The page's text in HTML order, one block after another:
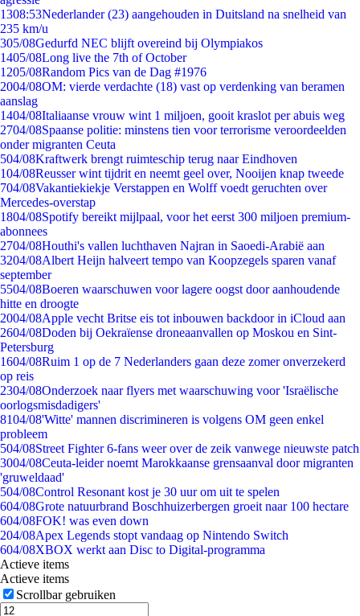
1308:53Nederlander (23) aangehouden in Duitsland na snelheid van
235 km/u
305/08Gedurfd NEC blijft overeind bij Olympiakos
1405/08Long live the 7th of October
1205/08Random Pics van de Dag #1976
2004/08OM: vierde verdachte (18) vast op verdenking van beramen
aanslag
1404/08Italiaanse vrouw wint 1 miljoen, gooit kraslot per abuis weg
2704/08Spaanse politie: minstens tien voor terrorisme veroordeelden
onder migranten Ceuta
504/08Kraftwerk brengt ruimteschip terug naar Eindhoven
104/08Reusser wint tijdrit en neemt geel over, Nooijen knap tweede
704/08Vakantiekiekje Verstappen en Wolff voedt geruchten over
Mercedes-overstap
1804/08Spotify bereikt mijlpaal, voor het eerst 300 miljoen premium-
abonnees
2704/08Houthi's vallen luchthaven Najran in Saoedi-Arabië aan
3204/08Albert Heijn halveert tempo van Koopzegels sparen vanaf
september
5504/08Boeren waarschuwen voor lagere oogst door aanhoudende
hitte en droogte
2004/08Apple vecht Britse eis tot inbouwen backdoor in iCloud aan
2604/08Doden bij Oekraïense droneaanvallen op Moskou en Sint-
Petersburg
1604/08Ruim 1 op de 7 Nederlanders gaan deze zomer onverzekerd
op reis
2304/08Onderzoek naar flyers met waarschuwing voor 'Israëlische
oorlogsmisdadigers'
8104/08'Witte' mannen discrimineren is volgens OM geen enkel
probleem
504/08Street Fighter 6-fans weer over de zeik vanwege nieuwste patch
3004/08Ceuta-leider noemt Marokkaanse grensaanval door migranten
'gruweldaad'
504/08Control Resonant kost je 30 uur om uit te spelen
604/08Grote natuurbrand Boschhuizerbergen groeit naar 100 hectare
604/08FOK! was even down
204/08Apex Legends stopt vandaag op Nintendo Switch
604/08XBOX werkt aan Disc to Digital-programma
Actieve items
Actieve items
Scrollbar gebruiken